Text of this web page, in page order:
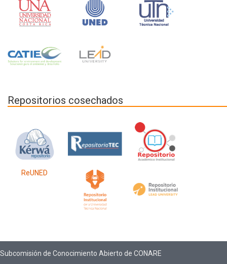
Repositorios cosechados
ReUNED
Subcomisión de Conocimiento Abierto de CONARE